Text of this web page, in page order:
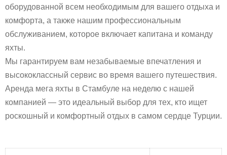
оборудованной всем необходимым для вашего отдыха и
комфорта, а также нашим профессиональным
обслуживанием, которое включает капитана и команду
яхты.
Мы гарантируем вам незабываемые впечатления и
высококлассный сервис во время вашего путешествия.
Аренда мега яхты в Стамбуле на неделю с нашей
компанией — это идеальный выбор для тех, кто ищет
роскошный и комфортный отдых в самом сердце Турции.